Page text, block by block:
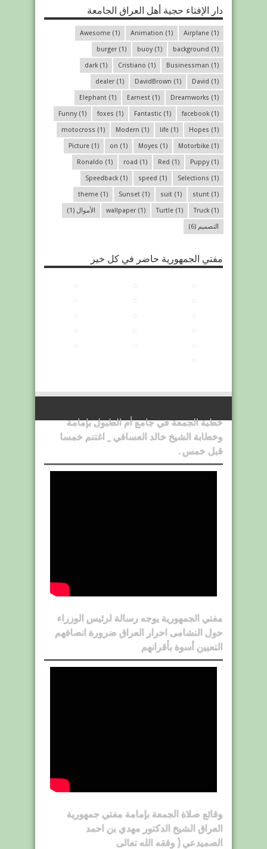
دار الإفتاء حجية أهل العراق الجامعة
Airplane (1)
Animation (1)
Awesome (1)
background (1)
buoy(1)
burger (1)
Businessman (1)
Cristiano (1)
dark (1)
David (1)
DavidBrown (1)
dealer (1)
Dreamworks (1)
Earnest (1)
Elephant (1)
facebook (1)
Fantastic (1)
foxes (1)
Funny(1)
Hopes (1)
life (1)
Modern (1)
motocross (1)
Motorbike (1)
Moyes (1)
on (1)
Picture (1)
Puppy(1)
Red (1)
road (1)
Ronaldo (1)
Selections (1)
speed (1)
Speedback (1)
stunt (1)
suit (1)
Sunset (1)
theme (1)
Truck (1)
Turtle (1)
wallpaper (1) الأموال (1)
التصميم (6)
مفتي الجمهورية حاضر في كل خير
خطبة الجمعة في جامع أم الطبول بإمامة
وخطابة الشيخ خالد العسافي _ اغتنم خمسا
قبل خمس .
مفتي الجمهورية يوجه رسالة لرئيس الوزراء
حول النشامى احرار العراق ضرورة انصافهم
التعيين أسوة بأقرانهم
وقائع صلاة الجمعة بإمامة مفتي جمهورية
العراق الشيخ الدكتور مهدي بن احمد
الصميدعي ( وفقه الله تعالى